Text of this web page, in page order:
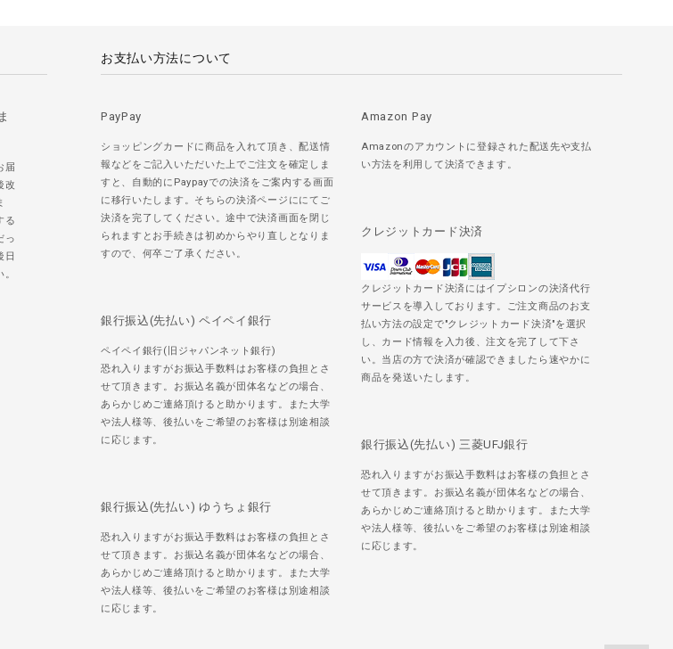
届
改
る
っ
日
。
お支払い方法について
PayPay
ショッピングカードに商品を入れて頂き、配送情
報などをご記入いただいた上でご注文を確定しま
すと、自動的にPaypayでの決済をご案内する画面
に移行いたします。そちらの決済ページににてご
決済を完了してください。途中で決済画面を閉じ
られますとお手続きは初めからやり直しとなりま
すので、何卒ご了承ください。
Amazon Pay
Amazonのアカウントに登録された配送先や支払
い方法を利用して決済できます。
クレジットカード決済
クレジットカード決済にはイプシロンの決済代行
サービスを導入しております。ご注文商品のお支
払い方法の設定で"クレジットカード決済"を選択
し、カード情報を入力後、注文を完了して下さ
い。当店の方で決済が確認できましたら速やかに
商品を発送いたします。
銀行振込(先払い) ペイペイ銀行
ペイペイ銀行(旧ジャパンネット銀行)
恐れ入りますがお振込手数料はお客様の負担とさ
せて頂きます。お振込名義が団体名などの場合、
あらかじめご連絡頂けると助かります。また大学
や法人様等、後払いをご希望のお客様は別途相談
に応じます。
銀行振込(先払い) 三菱UFJ銀行
恐れ入りますがお振込手数料はお客様の負担とさ
せて頂きます。お振込名義が団体名などの場合、
あらかじめご連絡頂けると助かります。また大学
や法人様等、後払いをご希望のお客様は別途相談
に応じます。
銀行振込(先払い) ゆうちょ銀行
恐れ入りますがお振込手数料はお客様の負担とさ
せて頂きます。お振込名義が団体名などの場合、
あらかじめご連絡頂けると助かります。また大学
や法人様等、後払いをご希望のお客様は別途相談
に応じます。